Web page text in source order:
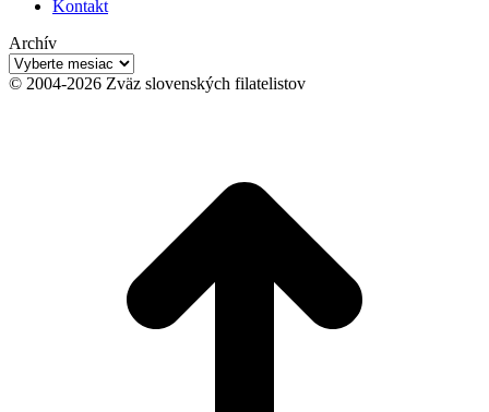
Kontakt
Archív
Archív
© 2004-2026 Zväz slovenských filatelistov